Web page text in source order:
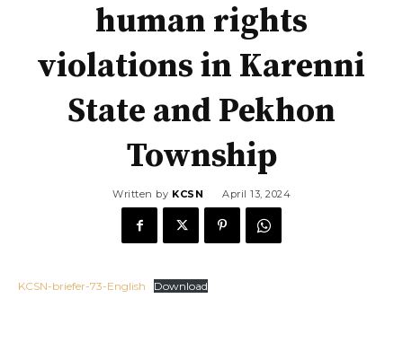
human rights
violations in Karenni
State and Pekhon
Township
Written by KCSN April 13, 2024
KCSN-briefer-73-English Download